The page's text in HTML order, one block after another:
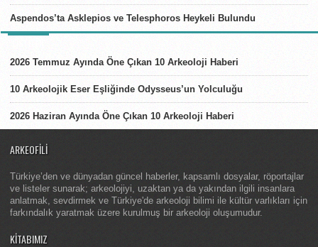
Aspendos’ta Asklepios ve Telesphoros Heykeli Bulundu
2026 Temmuz Ayında Öne Çıkan 10 Arkeoloji Haberi
10 Arkeolojik Eser Eşliğinde Odysseus’un Yolculuğu
2026 Haziran Ayında Öne Çıkan 10 Arkeoloji Haberi
ARKEOFILI
Türkiye’den ve dünyadan güncel haberler, kapsamlı dosyalar, röportajlar
ve listeler sunarak; arkeolojiyi, uzaktan ya da yakından ilgili insanlara
anlatmak, sevdirmek ve Türkiye'de arkeoloji bilimi ile kültür varlıkları için
farkındalık yaratmak üzere kurulmuş bir arkeoloji oluşumudur.
KITABIMIZ